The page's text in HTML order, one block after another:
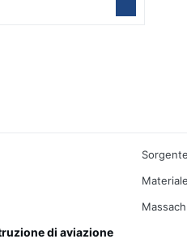
lampada:
di aviazione